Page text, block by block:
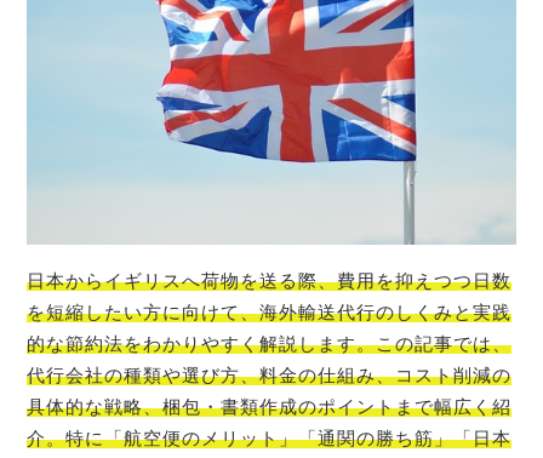
日本からイギリスへ荷物を送る際、費用を抑えつつ日数
を短縮したい方に向けて、海外輸送代行のしくみと実践
的な節約法をわかりやすく解説します。この記事では、
代行会社の種類や選び方、料金の仕組み、コスト削減の
具体的な戦略、梱包・書類作成のポイントまで幅広く紹
介。特に「航空便のメリット」「通関の勝ち筋」「日本